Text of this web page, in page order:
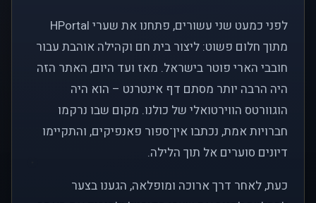
לפני כמעט שני עשורים, פתחנו את שערי HPortal
מתוך חלום פשוט: ליצור בית חם וקהילה אוהבת עבור
חובבי הארי פוטר בישראל. מאז ועד היום, האתר הזה
היה הרבה יותר מסתם דף אינטרנט – הוא היה
הוגוורטס הווירטואלי של כולנו. מקום שבו נרקמו
חברויות אמת, נכתבו אין־ספור פאנפיקים, והתקיימו
דיונים סוערים אל תוך הלילה.
כעת, לאחר דרך ארוכה ומופלאה, הגענו בצער